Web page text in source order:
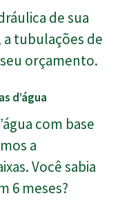
de sua
tubulações de
orçamento.
d’água
com base
a
Você sabia
6 meses?